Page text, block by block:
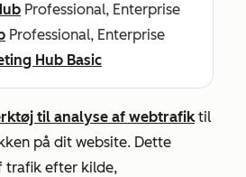
Professional, Enterprise
Professional, Enterprise
Hub Basic
til analyse af webtrafiktil
på dit website. Dette
trafik efter kilde,